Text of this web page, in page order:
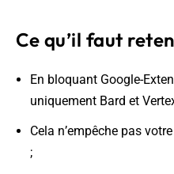
Ce qu’il faut
En bloquant Google-
uniquement Bard et
Cela n’empêche pas
;